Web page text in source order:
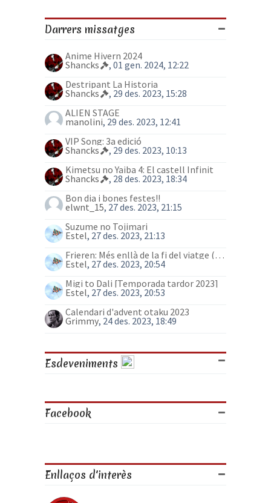
Darrers missatges
Anime Hivern 2024
Shancks
, 01 gen. 2024, 12:22
Destripant La Historia
Shancks
, 29 des. 2023, 15:28
ALIEN STAGE
manolini, 29 des. 2023, 12:41
VIP Song: 3a edició
Shancks
, 29 des. 2023, 10:13
Kimetsu no Yaiba 4: El castell Infinit
Shancks
, 28 des. 2023, 18:34
Bon dia i bones festes!!
elwnt_15, 27 des. 2023, 21:15
Suzume no Tojimari
Estel, 27 des. 2023, 21:13
Frieren: Més enllà de la fi del viatge (anime)
Estel, 27 des. 2023, 20:54
Migi to Dali [Temporada tardor 2023]
Estel, 27 des. 2023, 20:53
Calendari d'advent otaku 2023
Grimmy, 24 des. 2023, 18:49
Esdeveniments
Facebook
Enllaços d'interès